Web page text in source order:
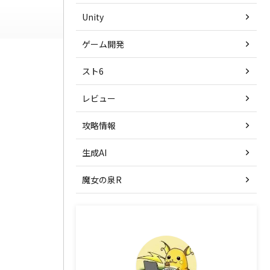
Unity
ゲーム開発
スト6
レビュー
攻略情報
生成AI
魔女の泉R